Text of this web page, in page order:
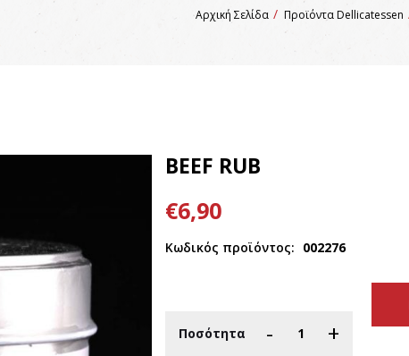
Αρχική Σελίδα Προϊόντα Dellicatessen
BEEF RUB
€6,90
Κωδικός προϊόντος: 002276
Ποσότητα - +